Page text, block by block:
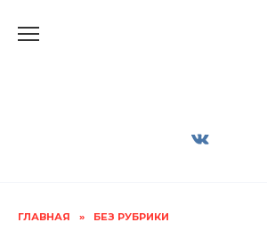
ГЛАВНАЯ » БЕЗ РУБРИКИ